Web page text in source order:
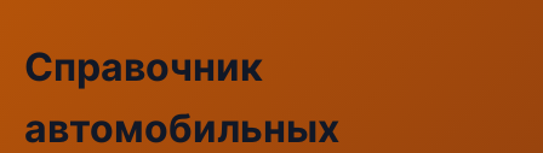
Справочник
автомобильных